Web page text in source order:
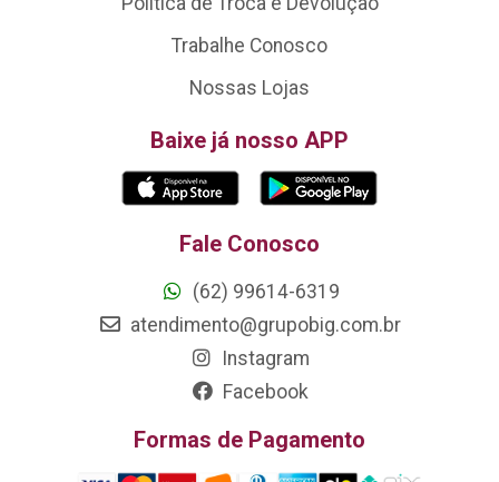
Trabalhe Conosco
Nossas Lojas
Baixe já nosso APP
Fale Conosco
(62) 99614-6319
atendimento@grupobig.com.br
Instagram
Facebook
Formas de Pagamento